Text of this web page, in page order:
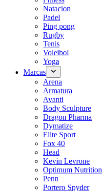
Natacion
Padel
Ping pong
Rugby
Tenis
Voleibol
Yoga
Marcas
Arena
Armatura
Avanti
Body Sculpture
Dragon Pharma
Dymatize
Elite Sport
Fox 40
Head
Kevin Levrone
Optimum Nutrition
Penn
Portero Spyder